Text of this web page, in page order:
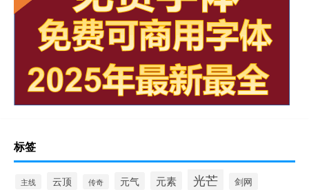
标签
主线 云顶 传奇 元气 元素 光芒 剑网